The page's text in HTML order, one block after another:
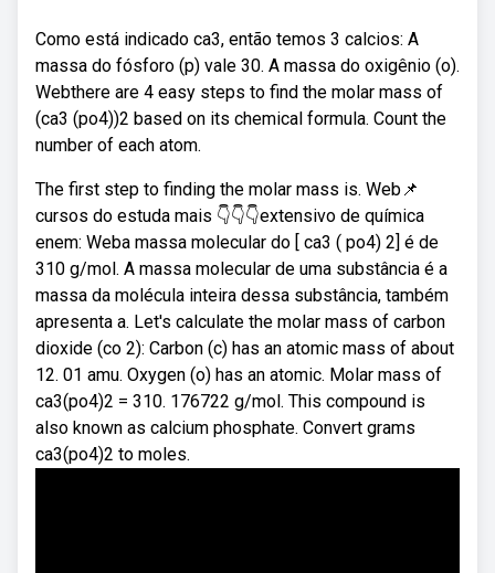
Como está indicado ca3, então temos 3 calcios: A
massa do fósforo (p) vale 30. A massa do oxigênio (o).
Webthere are 4 easy steps to find the molar mass of
(ca3 (po4))2 based on its chemical formula. Count the
number of each atom.
The first step to finding the molar mass is. Web📌
cursos do estuda mais 👇👇👇extensivo de química
enem: Weba massa molecular do [ ca3 ( po4) 2] é de
310 g/mol. A massa molecular de uma substância é a
massa da molécula inteira dessa substância, também
apresenta a. Let's calculate the molar mass of carbon
dioxide (co 2): Carbon (c) has an atomic mass of about
12. 01 amu. Oxygen (o) has an atomic. Molar mass of
ca3(po4)2 = 310. 176722 g/mol. This compound is
also known as calcium phosphate. Convert grams
ca3(po4)2 to moles.